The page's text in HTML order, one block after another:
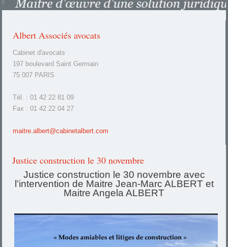
Albert Associés avocats
Cabinet d'avocats
197 boulevard Saint Germain
75 007 PARIS
Tél. : 01 42 22 81 09
Fax : 01 42 22 04 27
maitre.albert@cabinetalbert.com
Justice construction le 30 novembre
Justice construction le 30 novembre avec
l'intervention de Maitre Jean-Marc ALBERT et
Maitre Angela ALBERT